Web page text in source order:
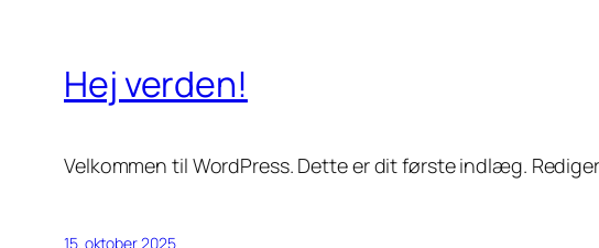
Hej verden!
Velkommen til WordPress. Dette er dit første indlæg.
15. oktober 2025